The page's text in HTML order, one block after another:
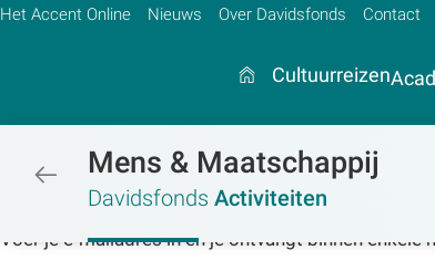
Het Accent Online Nieuws Over Davidsfonds Contact
Cultuurreizen
/activiteiten
Mens & Maatschappij
Davidsfonds Activiteiten
Voer je e-mailadres in en je ontvangt binnen
Zoek:
Zoeken